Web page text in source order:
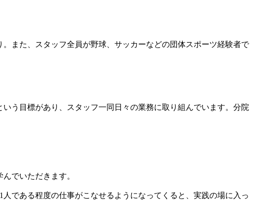
また、スタッフ全員が野球、サッカーなどの団体スポーツ経験者で
う目標があり、スタッフ一同日々の業務に取り組んでいます。分院
でいただきます。
である程度の仕事がこなせるようになってくると、実践の場に入っ